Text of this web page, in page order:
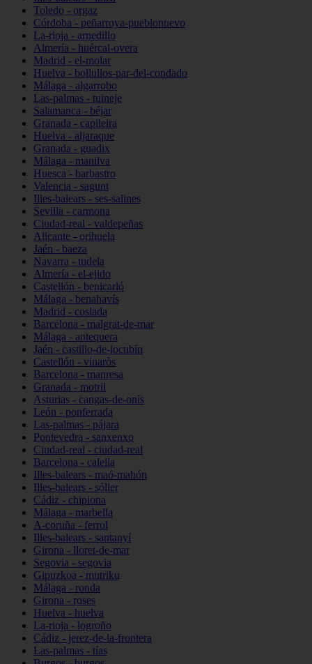
Toledo - orgaz
Córdoba - peñarroya-pueblonuevo
La-rioja - arnedillo
Almería - huércal-overa
Madrid - el-molar
Huelva - bollullos-par-del-condado
Málaga - algarrobo
Las-palmas - tuineje
Salamanca - béjar
Granada - capileira
Huelva - aljaraque
Granada - guadix
Málaga - manilva
Huesca - barbastro
Valencia - sagunt
Illes-balears - ses-salines
Sevilla - carmona
Ciudad-real - valdepeñas
Alicante - orihuela
Jaén - baeza
Navarra - tudela
Almería - el-ejido
Castellón - benicarló
Málaga - benahavís
Madrid - coslada
Barcelona - malgrat-de-mar
Málaga - antequera
Jaén - castillo-de-locubín
Castellón - vinaròs
Barcelona - manresa
Granada - motril
Asturias - cangas-de-onís
León - ponferrada
Las-palmas - pájara
Pontevedra - sanxenxo
Ciudad-real - ciudad-real
Barcelona - calella
Illes-balears - maó-mahón
Illes-balears - sóller
Cádiz - chipiona
Málaga - marbella
A-coruña - ferrol
Illes-balears - santanyí
Girona - lloret-de-mar
Segovia - segovia
Gipuzkoa - mutriku
Málaga - ronda
Girona - roses
Huelva - huelva
La-rioja - logroño
Cádiz - jerez-de-la-frontera
Las-palmas - tías